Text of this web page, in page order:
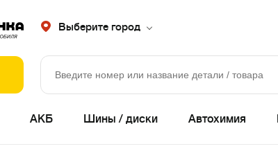
Выберите город
АКБ Шины / диски Автохимия